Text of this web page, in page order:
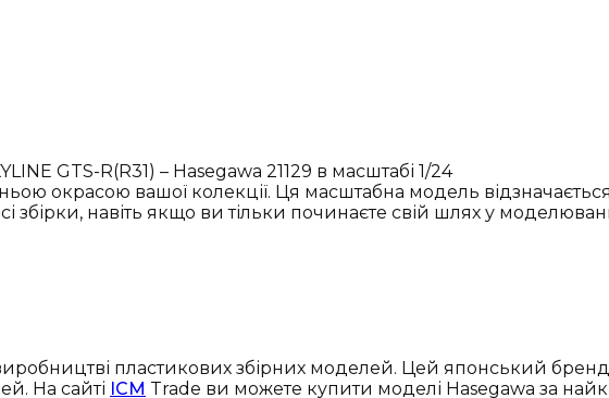
GTS-R(R31) – Hasegawa 21129 в масштабі 1/24
окрасою вашої колекції. Ця масштабна модель
збірки, навіть якщо ви тільки починаєте свій шлях у
виробництві пластикових збірних моделей. Цей японський
На сайті ICM Trade ви можете купити моделі Hasegawa за